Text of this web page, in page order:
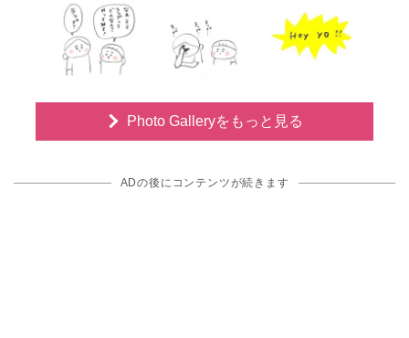
Photo Galleryをもっと見る
ADの後にコンテンツが続きます